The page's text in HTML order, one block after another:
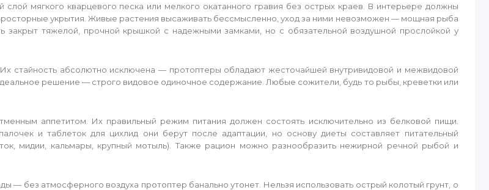
мягкого кварцевого песка или мелкого окатанного гравия без острых краев. В интерьере должны
укрытия. Живые растения высаживать бессмысленно, уход за ними невозможен — мощная рыба
закрыт тяжелой, прочной крышкой с надежными замками, но с обязательной воздушной прослойкой у
стайность абсолютно исключена — протоптеры обладают жесточайшей внутривидовой и межвидовой
решение — строго видовое одиночное содержание. Любые сожители, будь то рыбы, креветки или
аппетитом. Их правильный режим питания должен состоять исключительно из белковой пищи.
и таблеток для цихлид они берут после адаптации, но основу диеты составляет питательный
мидии, кальмары, крупный мотыль). Также рацион можно разнообразить нежирной речной рыбой и
— без атмосферного воздуха протоптер банально утонет. Нельзя использовать острый колотый грунт, о